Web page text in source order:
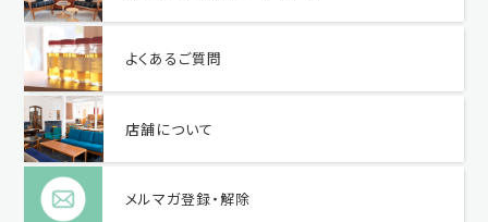
よくあるご質問
店舗について
メルマガ登録・解除